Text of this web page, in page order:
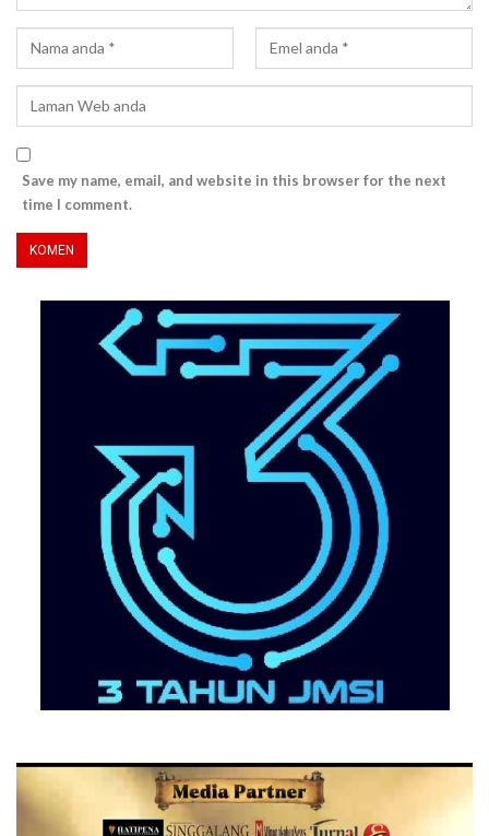
Save my name, email, and website in this browser for the next
time I comment.